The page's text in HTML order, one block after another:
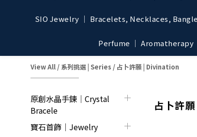
SIO Jewelry │ Bracelets, Necklaces,
Perfume │
View All / 系列挑選 | Series / 占卜許願 | Divination
原創水晶手鍊│Crystal
Bracele
寶石首飾｜Jewelry
占卜許